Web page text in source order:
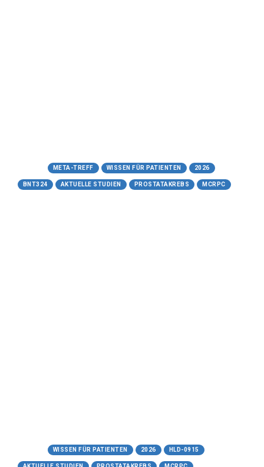
META-TREFF WISSEN FÜR PATIENTEN 2026
BNT324 AKTUELLE STUDIEN PROSTATAKREBS MCRPC
WISSEN FÜR PATIENTEN 2026 HLD-0915